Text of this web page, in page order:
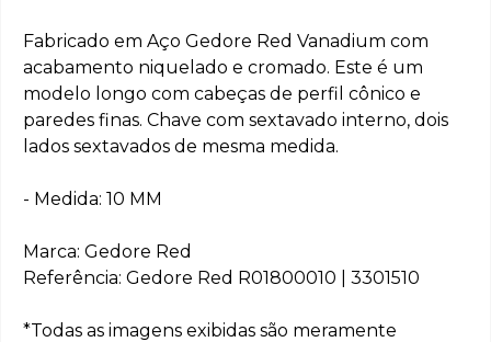
Fabricado em Aço Gedore Red Vanadium com
acabamento niquelado e cromado. Este é um
modelo longo com cabeças de perfil cônico e
paredes finas. Chave com sextavado interno, dois
lados sextavados de mesma medida.
- Medida: 10 MM
Marca: Gedore Red
Referência: Gedore Red R01800010 | 3301510
*Todas as imagens exibidas são meramente